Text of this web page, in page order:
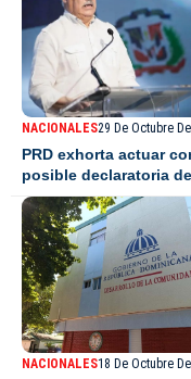
NACIONALES29 De Octubre
PRD exhorta actuar
posible declaratoria
NACIONALES18 De Octubre